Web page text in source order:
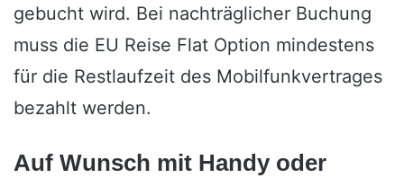
gebucht wird. Bei nachträglicher Buchung
muss die EU Reise Flat Option mindestens
für die Restlaufzeit des Mobilfunkvertrages
bezahlt werden.
Auf Wunsch mit Handy oder